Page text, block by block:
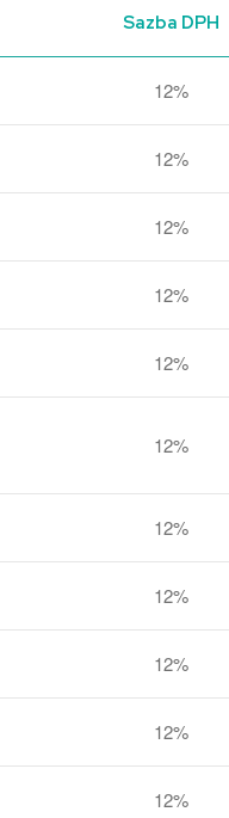
Sazba DPH
12%
12%
12%
12%
12%
12%
12%
12%
12%
12%
12%